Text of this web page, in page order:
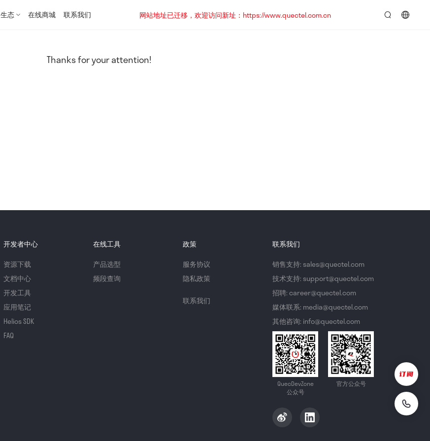
生态 在线商城 联系我们
网站地址已迁移，欢迎访问新址：https://www.quectel.com.cn
Thanks for your attention!
开发者中心
资源下载
文档中心
开发工具
应用笔记
Helios SDK
FAQ
在线工具
产品选型
频段查询
政策
服务协议
隐私政策
联系我们
联系我们
销售支持: sales@quectel.com
技术支持: support@quectel.com
招聘: career@quectel.com
媒体联系: media@quectel.com
其他咨询: info@quectel.com
QuecDevZone
公众号
官方公众号